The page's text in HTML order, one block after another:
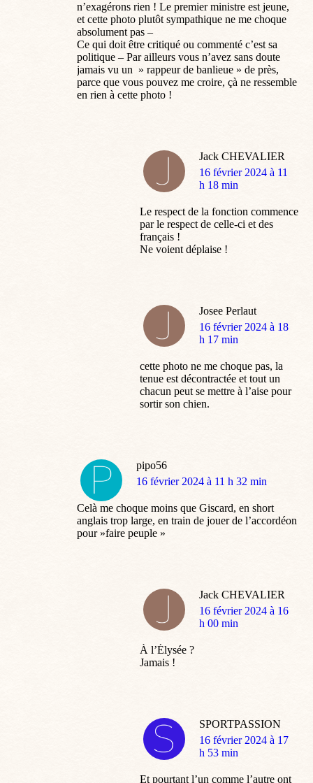
n’exagérons rien ! Le premier ministre est jeune,
et cette photo plutôt sympathique ne me choque
absolument pas –
Ce qui doit être critiqué ou commenté c’est sa
politique – Par ailleurs vous n’avez sans doute
jamais vu un » rappeur de banlieue » de près,
parce que vous pouvez me croire, çà ne ressemble
en rien à cette photo !
Jack CHEVALIER
dit
:
16 février 2024 à 11
h 18 min
Le respect de la fonction commence
par le respect de celle-ci et des
français !
Ne voient déplaise !
Josee Perlaut
dit
:
16 février 2024 à 18
h 17 min
cette photo ne me choque pas, la
tenue est décontractée et tout un
chacun peut se mettre à l’aise pour
sortir son chien.
pipo56
dit
16 février 2024 à 11 h 32 min
Celà me choque moins que Giscard, en short
anglais trop large, en train de jouer de l’accordéon
pour »faire peuple »
Jack CHEVALIER
dit
:
16 février 2024 à 16
h 00 min
À l’Élysée ?
Jamais !
SPORTPASSION
dit
:
16 février 2024 à 17
h 53 min
Et pourtant l’un comme l’autre ont